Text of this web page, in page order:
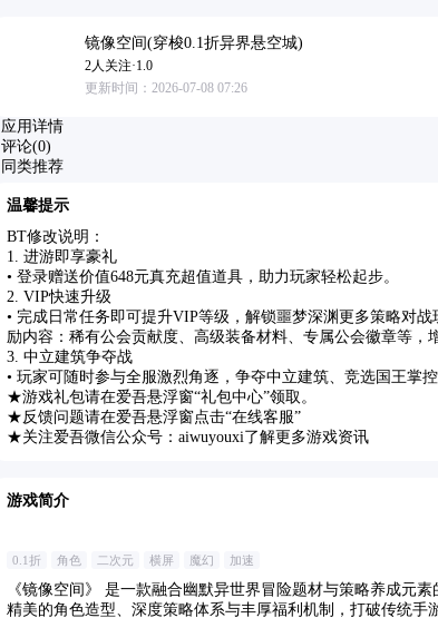
镜像空间(穿梭0.1折异界悬空城)
2人关注·1.0
更新时间：2026-07-08 07:26
应用详情
评论(0)
同类推荐
温馨提示
BT修改说明：
1. 进游即享豪礼
• 登录赠送价值648元真充超值道具，助力玩家轻松起步。
2. VIP快速升级
• 完成日常任务即可提升VIP等级，解锁噩梦深渊更多策略对战
励内容：稀有公会贡献度、高级装备材料、专属公会徽章等，
3. 中立建筑争夺战
• 玩家可随时参与全服激烈角逐，争夺中立建筑、竞选国王掌
★游戏礼包请在爱吾悬浮窗“礼包中心”领取。
★反馈问题请在爱吾悬浮窗点击“在线客服”
★关注爱吾微信公众号：aiwuyouxi了解更多游戏资讯
游戏简介
0.1折 角色 二次元 横屏 魔幻 加速
《镜像空间》 是一款融合幽默异世界冒险题材与策略养成元
精美的角色造型、深度策略体系与丰厚福利机制，打破传统手